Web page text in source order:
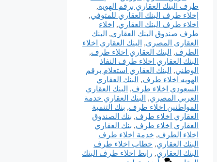
طرف البنك العقاري برقم الهوية,
إخلاء طرف البنك العقاري للمتوفي,
اخلاء طرف البنك العقاري, اخلاء
طرف صندوق البنك العقاري, البنك
العقارى المصرى, البنك العقاري اخلاء
الطرف, البنك العقاري اخلاء طرف,
البنك العقاري اخلاء طرف النفاذ
الوطني, البنك العقاري استعلام برقم
الهويه اخلاء طرف, البنك العقاري
السعودي اخلاء طرف, البنك العقاري
العربي المصري, البنك العقاري خدمة
المواطنين اخلاء طرف, بنك التنمية
العقاري اخلاء طرف, بنك الصندوق
العقاري اخلاء طرف, بنك العقاري
اخلاء الطرف, خدمة اخلاء طرف
البنك العقاري, خطاب اخلاء طرف
البنك العقاري, رابط اخلاء طرف البنك